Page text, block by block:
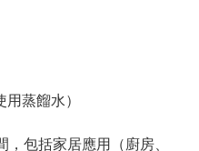
蒸餾水）
包括家居應用（廚房、